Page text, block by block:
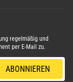
regelmäßig und
per E-Mail zu.
ABONNIEREN